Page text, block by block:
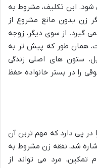
شود. این تکلیف، مشروط به
زن بدون مانع مشروع از
گیرد. از سوی دیگر، زوجه
همان طور که پیش تر به
ستون های اصلی زندگی
را در بستر خانواده حفظ
در پی دارد که مهم ترین آن
شد، نفقه زن مشروط به
مرد می تواند از